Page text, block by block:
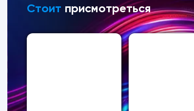
Стоит присмотреться